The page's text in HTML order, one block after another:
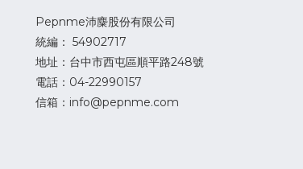
Pepnme沛麋股份有限公司
統編： 54902717
地址：台中市西屯區順平路248號
電話：04-22990157
信箱：info@pepnme.com